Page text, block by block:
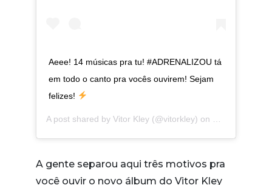
Aeee! 14 músicas pra tu! #ADRENALIZOU tá
em todo o canto pra vocês ouvirem! Sejam
felizes!
A post shared by Vitor Kley (@vitorkley) on
A gente separou aqui três motivos pra
você ouvir o novo álbum do Vitor Kley